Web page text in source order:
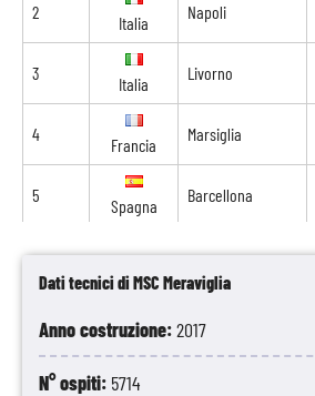
Dati tecnici di MSC Meraviglia
Anno costruzione:2017
N° ospiti: 5714
2
Italia
Napoli
3
Italia
Livorno
4
Francia
Marsiglia
5
Spagna
Barcellona
Tunisi
8 Palermo